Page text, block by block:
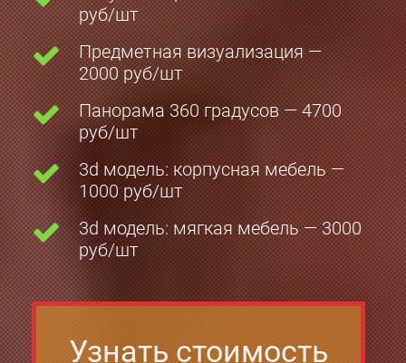
руб/шт
Предметная визуализация —
2000 руб/шт
Панорама 360 градусов — 4700
руб/шт
3d модель: корпусная мебель —
1000 руб/шт
3d модель: мягкая мебель — 3000
руб/шт
Узнать стоимость